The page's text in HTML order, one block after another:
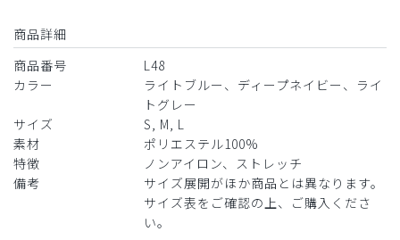
商品詳細
商品番号
L48
カラー
ライトブルー、ディープネイビー、ライ
トグレー
サイズ
S, M, L
素材
ポリエステル100%
特徴
ノンアイロン、ストレッチ
備考
サイズ展開がほか商品とは異なります。
サイズ表をご確認の上、ご購入くださ
い。